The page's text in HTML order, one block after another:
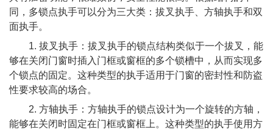
同，多锁点执手可以分为三大类：拔叉执手、方轴执手和双
面执手。
1. 拔叉执手：拔叉执手的锁点结构类似于一个拔叉，能
够在关闭门窗时插入门框或窗框的多个锁槽中，从而实现多
个锁点的固定。这种类型的执手适用于门窗的密封性和防盗
性要求较高的场合。
2. 方轴执手：方轴执手的锁点设计为一个旋转的方轴，
能够在关闭时固定在门框或窗框上。这种类型的执手使用方